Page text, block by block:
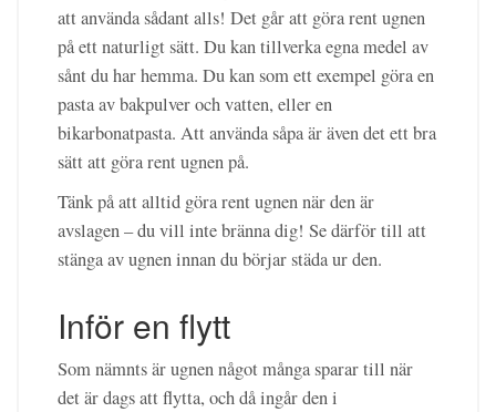
att använda sådant alls! Det går att göra rent ugnen
på ett naturligt sätt. Du kan tillverka egna medel av
sånt du har hemma. Du kan som ett exempel göra en
pasta av bakpulver och vatten, eller en
bikarbonatpasta. Att använda såpa är även det ett bra
sätt att göra rent ugnen på.
Tänk på att alltid göra rent ugnen när den är
avslagen – du vill inte bränna dig! Se därför till att
stänga av ugnen innan du börjar städa ur den.
Inför en flytt
Som nämnts är ugnen något många sparar till när
det är dags att flytta, och då ingår den i